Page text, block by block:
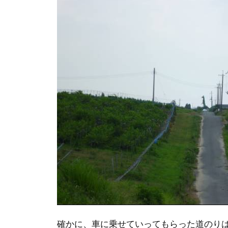
確かに、車に乗せていってもらった道のり